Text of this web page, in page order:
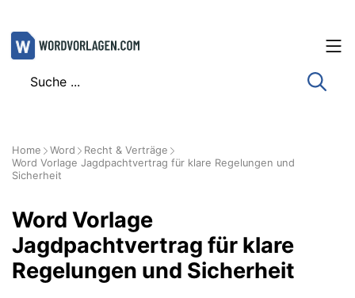
Zum
Inhalt
Home Word
Recht & Verträge
Word Vorlage Jagdpachtvertrag für klare Regelungen und
Sicherheit
Word Vorlage
Jagdpachtvertrag für klare
Regelungen und Sicherheit